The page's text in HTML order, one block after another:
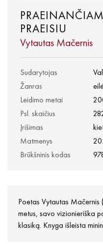
PRAEINANČIAM
PRAEISIU
Vytautas Mačernis
Sudarytojas
Žanras
Leidimo metai
Psl. skaičius
Įrišimas
Matmenys
Brūkšninis kodas
Poetas Vytautas Mačernis
metus, savo vizionieriška
klasiką. Knyga išleista